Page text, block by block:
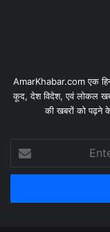
AmarKhabar.com एक
कूद, देश विदेश, एवं लोकल
की खबरों को पढ़ने के
your
Email